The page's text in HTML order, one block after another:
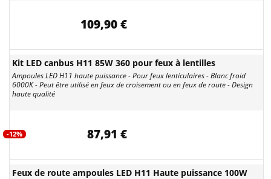
109,90 €
Kit LED canbus H11 85W 360 pour feux à lentilles
Ampoules LED H11 haute puissance - Pour feux lenticulaires - Blanc froid
6000K - Peut être utilisé en feux de croisement ou en feux de route - Design
haute qualité
-12% 87,91 €
Feux de route ampoules LED H11 Haute puissance 100W